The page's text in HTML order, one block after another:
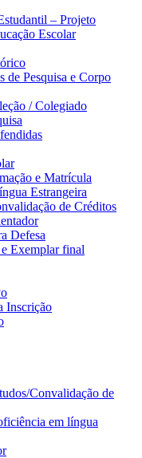
– Projeto
Escolar
de Pesquisa e Corpo
/ Colegiado
e Matrícula
Estrangeira
de Créditos
Defesa
Exemplar final
Inscrição
Convalidação de
em língua